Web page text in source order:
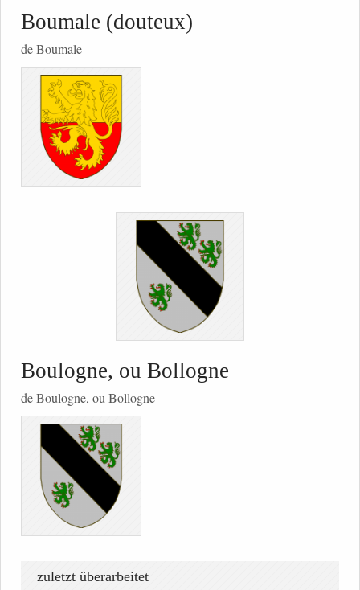
Boumale (douteux)
de Boumale
Boulogne, ou Bollogne
de Boulogne, ou Bollogne
zuletzt überarbeitet